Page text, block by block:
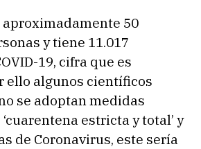
50
y tiene 11.017
19, cifra que es
ello algunos científicos
se adoptan medidas
estricta y total’ y
de Coronavirus, este sería